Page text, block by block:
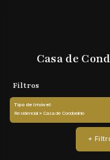
Casa de
Tipo de Imóvel:
Residencial » Casa de Condomínio